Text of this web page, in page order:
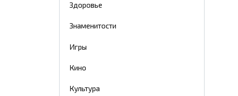
Здоровье
Знаменитости
Игры
Кино
Культура